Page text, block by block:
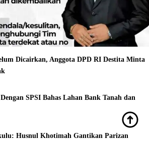
Dicairkan, Anggota DPD RI Destita Minta
SPSI Bahas Lahan Bank Tanah dan
Husnul Khotimah Gantikan Parizan